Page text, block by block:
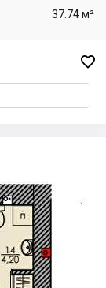
37.74 м²
